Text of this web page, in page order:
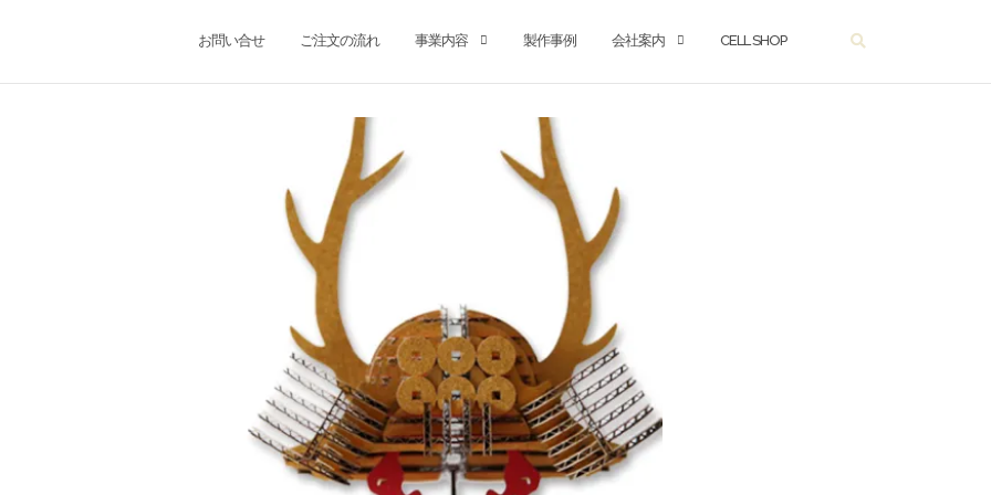
お問い合せ ご注文の流れ 事業内容 製作事例 会社案内 CELL SHOP